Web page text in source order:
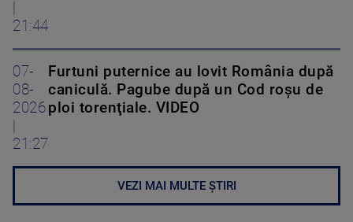
21:44
07-
08-
2026
21:27
Furtuni puternice au lovit România după
caniculă. Pagube după un Cod roşu de
ploi torenţiale. VIDEO
VEZI MAI MULTE ȘTIRI